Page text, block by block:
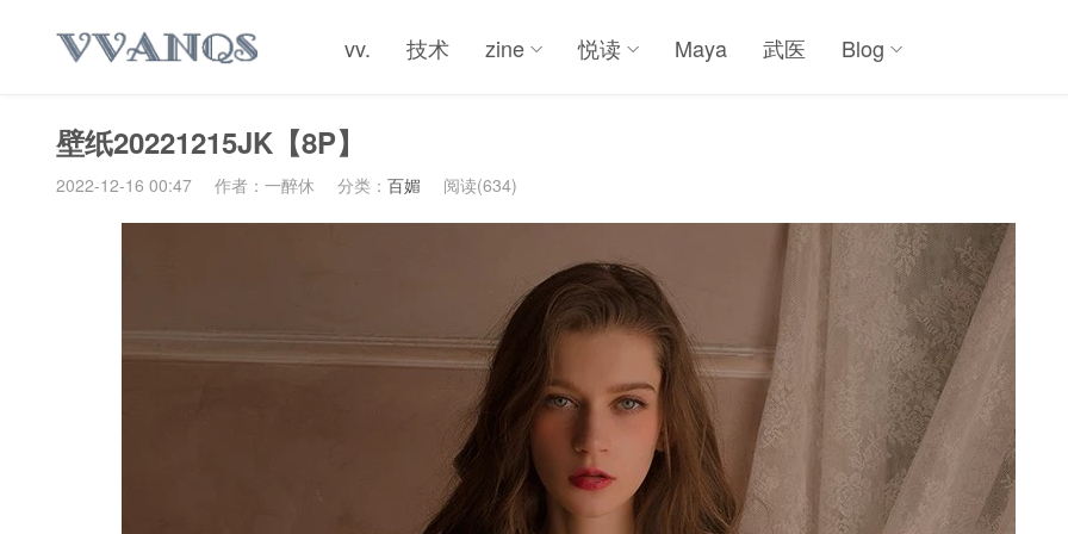
vv. 技术 zine 悦读 Maya 武医 Blog
壁纸20221215JK【8P】
2022-12-16 00:47 作者：一醉休 分类： 百媚 阅读(634)